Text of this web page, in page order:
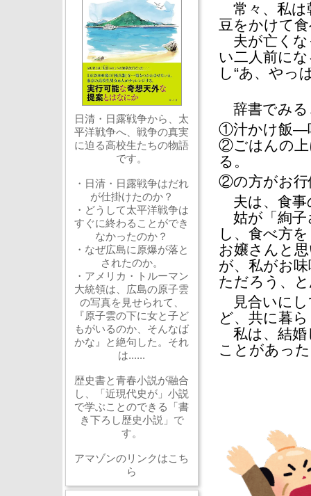
常々、私は
豆をかけて
夫が亡くな
い二人前に
し“あ、やっ
辞書でみる
①汁かけ飯―
②ごはんの上
る。
②の方がお行
夫は、食事
姑が「絢子
し、食べ方
お嬢さんと
が、私がお
ただろう、
見合いにし
ど、共に暮
私は、結婚
ことがあっ
日清・日露戦争から、太
平洋戦争へ、戦争の真実
に迫る高校生たちの物語
です。
・日清・日露戦争はだれ
が仕掛けたのか？
・どうして太平洋戦争は
すぐに終わることができ
なかったのか？
・なぜ広島に原爆が落と
されたのか。
・アメリカ・トルーマン
大統領は、広島の原子雲
の写真を見せられて、
『原子雲の下に女と子ど
もがいるのか、そんなば
かな』と絶句した。それ
は......
歴史書と青春小説が融合
し、「近現代史が」小説
で学ぶことのできる「書
き下ろし歴史小説」で
す。
アマゾンのリンクはこち
ら